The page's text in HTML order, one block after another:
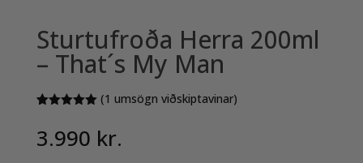
Sturtufroða Herra 200ml
– That´s My Man
based on
(1 umsögn viðskiptavinar)
3.990 kr.